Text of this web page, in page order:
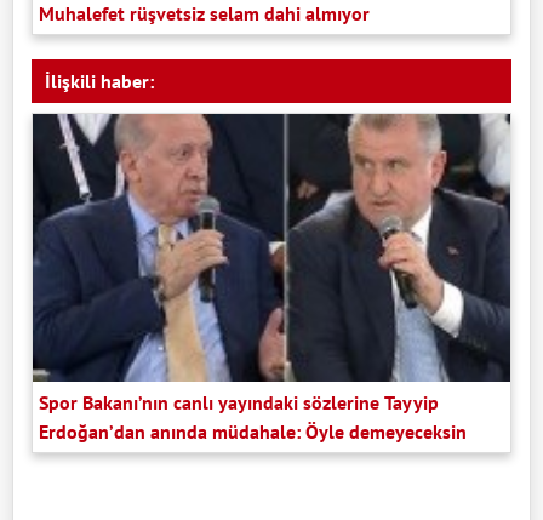
Muhalefet rüşvetsiz selam dahi almıyor
İlişkili haber:
Spor Bakanı’nın canlı yayındaki sözlerine Tayyip
Erdoğan’dan anında müdahale: Öyle demeyeceksin